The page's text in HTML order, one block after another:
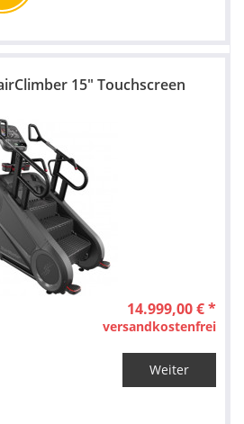
15" Touchscreen
14.999,00 € *
versandkostenfrei
Weiter